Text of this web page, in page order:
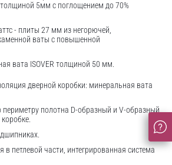
5мм с поглощением до 70%
- плиты 27 мм из негорючей,
ваты с повышенной
вата ISOVER толщиной 50 мм.
дверной коробки: минеральная вата
периметру полотна D-образный и V-образный,
петлевой части, интегрированная система